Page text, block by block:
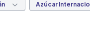
Azúcar Internacional